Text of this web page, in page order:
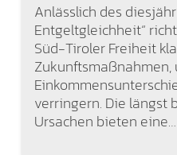
Anlässlich des
Entgeltgleichheit“
Süd-Tiroler Freiheit
verringern. Die längst
Ursachen bieten eine…